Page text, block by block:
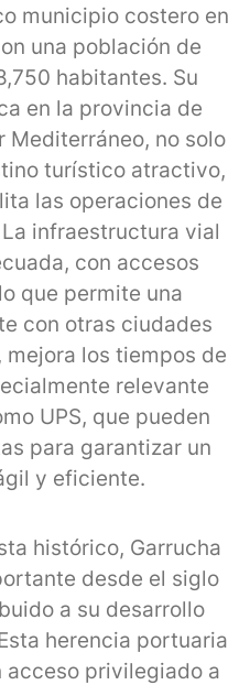
municipio costero en
una población de
habitantes. Su
en la provincia de
Mediterráneo, no solo
turístico atractivo,
las operaciones de
infraestructura vial
con accesos
que permite una
con otras ciudades
mejora los tiempos de
relevante
UPS, que pueden
para garantizar un
y eficiente.
histórico, Garrucha
desde el siglo
a su desarrollo
herencia portuaria
acceso privilegiado a